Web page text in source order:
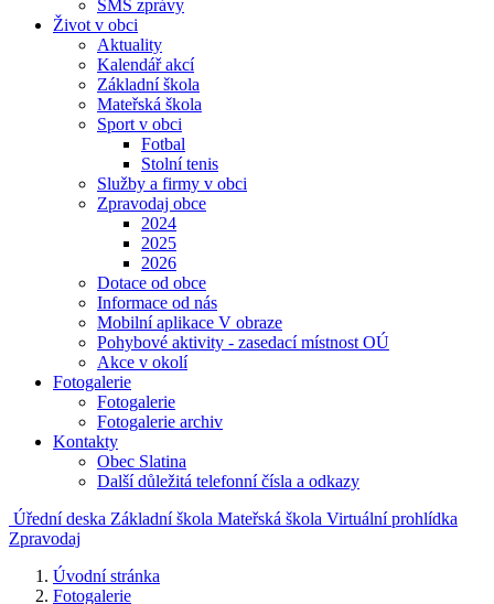
SMS zprávy
Život v obci
Aktuality
Kalendář akcí
Základní škola
Mateřská škola
Sport v obci
Fotbal
Stolní tenis
Služby a firmy v obci
Zpravodaj obce
2024
2025
2026
Dotace od obce
Informace od nás
Mobilní aplikace V obraze
Pohybové aktivity - zasedací místnost OÚ
Akce v okolí
Fotogalerie
Fotogalerie
Fotogalerie archiv
Kontakty
Obec Slatina
Další důležitá telefonní čísla a odkazy
Úřední deska Základní škola Mateřská škola Virtuální prohlídka
Zpravodaj
Úvodní stránka
Fotogalerie